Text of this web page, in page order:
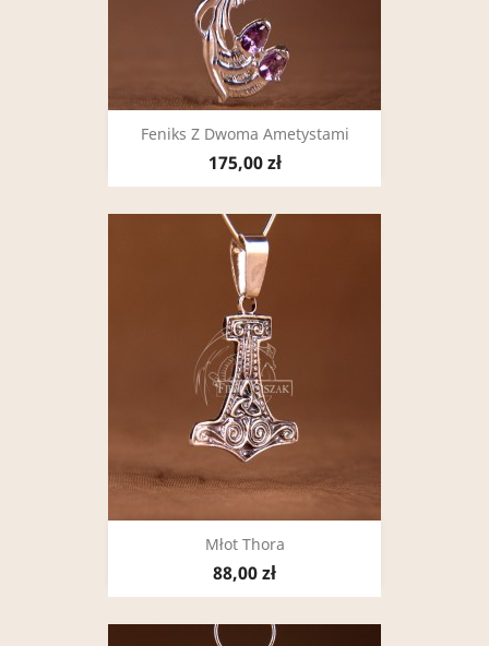
Feniks Z Dwoma Ametystami
175,00 zł
Młot Thora
88,00 zł